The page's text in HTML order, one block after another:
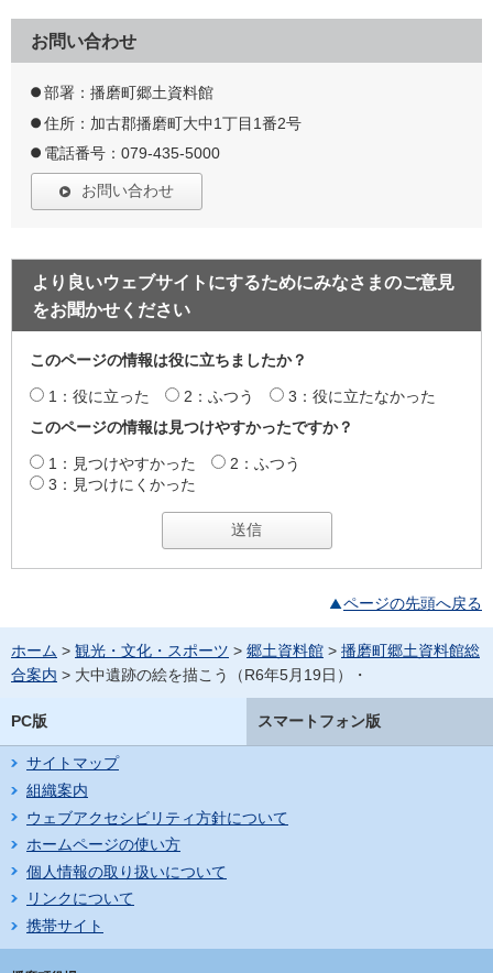
お問い合わせ
部署：播磨町郷土資料館
住所：加古郡播磨町大中1丁目1番2号
電話番号：079-435-5000
お問い合わせ
より良いウェブサイトにするためにみなさまのご意見
をお聞かせください
このページの情報は役に立ちましたか？
1：役に立った 2：ふつう
3：役に立たなかった
このページの情報は見つけやすかったですか？
1：見つけやすかった
2：ふつう
3：見つけにくかった
ページの先頭へ戻る
ホーム > 観光・文化・スポーツ > 郷土資料館 > 播磨町郷土資料館総
合案内 > 大中遺跡の絵を描こう（R6年5月19日）・
PC版 スマートフォン版
サイトマップ
組織案内
ウェブアクセシビリティ方針について
ホームページの使い方
個人情報の取り扱いについて
リンクについて
携帯サイト